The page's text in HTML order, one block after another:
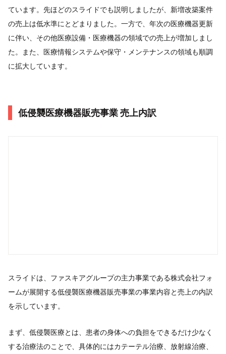
ています。先ほどのスライドでも説明しましたが、新増改築案件
の売上は低水準にとどまりました。一方で、年次の医療機器更新
に伴い、その他医療設備・医療機器の領域での売上が増加しまし
た。また、医療情報システムや保守・メンテナンスの領域も順調
に拡大しています。
低侵襲医療機器販売事業 売上内訳
スライドは、ファスキアグループの主力事業である株式会社フォ
ームが展開する低侵襲医療機器販売事業の事業内容と売上の内訳
を示しています。
まず、低侵襲医療とは、患者の身体への負担をできるだけ少なく
する治療法のことで、具体的にはカテーテル治療、放射線治療、